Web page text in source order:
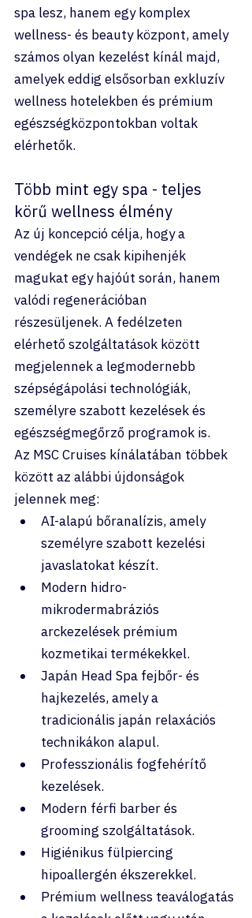
spa lesz, hanem egy komplex
wellness- és beauty központ, amely
számos olyan kezelést kínál majd,
amelyek eddig elsősorban exkluzív
wellness hotelekben és prémium
egészségközpontokban voltak
elérhetők.
Több mint egy spa - teljes
körű wellness élmény
Az új koncepció célja, hogy a
vendégek ne csak kipihenjék
magukat egy hajóút során, hanem
valódi regenerációban
részesüljenek. A fedélzeten
elérhető szolgáltatások között
megjelennek a legmodernebb
szépségápolási technológiák,
személyre szabott kezelések és
egészségmegőrző programok is.
Az MSC Cruises kínálatában többek
között az alábbi újdonságok
jelennek meg:
AI-alapú bőranalízis, amely
személyre szabott kezelési
javaslatokat készít.
Modern hidro-
mikrodermabráziós
arckezelések prémium
kozmetikai termékekkel.
Japán Head Spa fejbőr- és
hajkezelés, amely a
tradicionális japán relaxációs
technikákon alapul.
Professzionális fogfehérítő
kezelések.
Modern férfi barber és
grooming szolgáltatások.
Higiénikus fülpiercing
hipoallergén ékszerekkel.
Prémium wellness teaválogatás